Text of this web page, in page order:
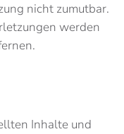
nicht zumutbar.
werden
Inhalte und